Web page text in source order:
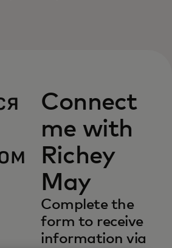
Connect
me with
Richey
May
Complete the
form to receive
information via